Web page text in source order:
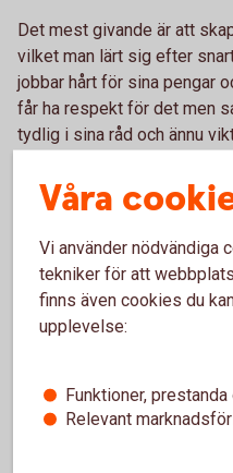
Det mest givande är att
vilket man lärt sig efter
jobbar hårt för sina pengar
får ha respekt för det men
tydlig i sina råd och ännu
svåra är att vi jobbar med
förutsättningarna förändras
redovisning är enklare då
Hur ska man tänka
sparande?
redan har gått upp mycket
redan stigit med föresatsen
Våra
Vi använder nödvändiga
tekniker för att
finns även cookies du
upplevelse:
Funktioner,
Relevant